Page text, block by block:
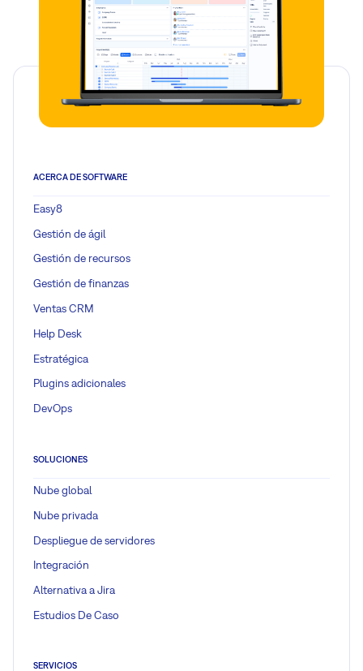
ACERCA DE SOFTWARE
Easy8
Gestión de ágil
Gestión de recursos
Gestión de finanzas
Ventas CRM
Help Desk
Estratégica
Plugins adicionales
DevOps
SOLUCIONES
Nube global
Nube privada
Despliegue de servidores
Integración
Alternativa a Jira
Estudios De Caso
SERVICIOS